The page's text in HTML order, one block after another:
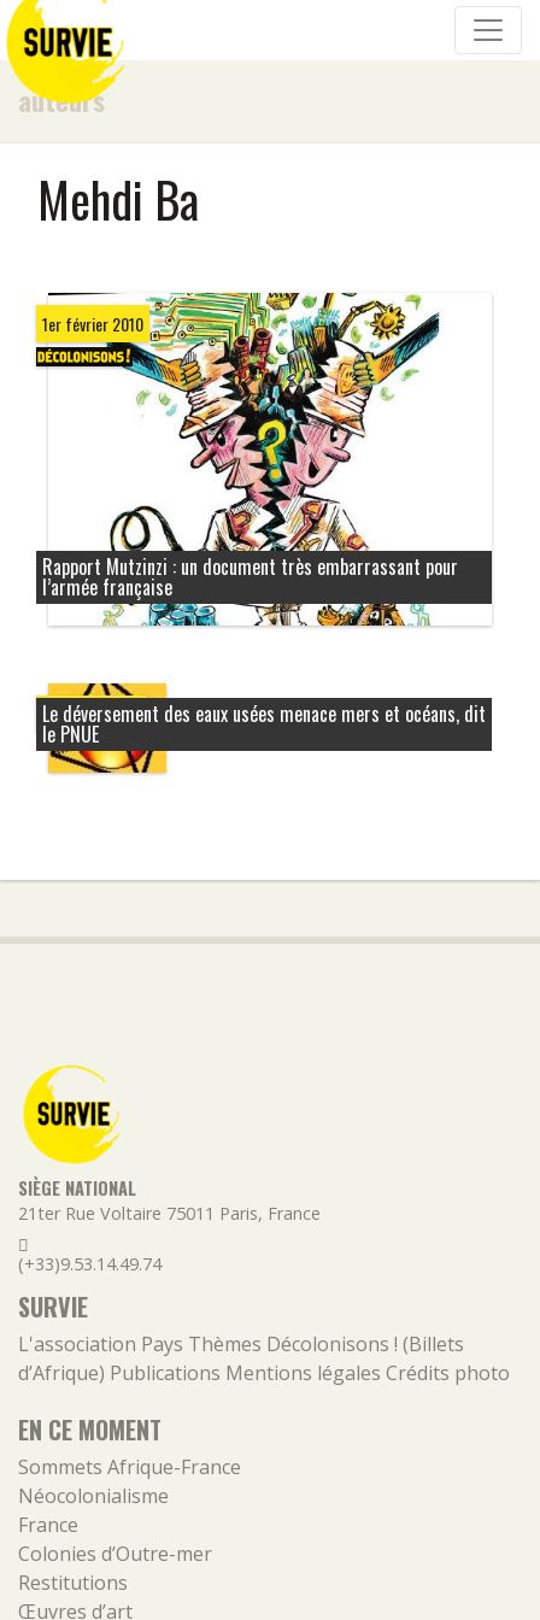
auteurs
Mehdi Ba
1er février 2010
Rapport Mutzinzi : un document très embarrassant pour
l’armée française
4 octobre 2006
Le déversement des eaux usées menace mers et océans, dit
le PNUE
SIÈGE NATIONAL
21ter Rue Voltaire 75011 Paris, France
(+33)9.53.14.49.74
SURVIE
L'association Pays Thèmes Décolonisons ! (Billets
d’Afrique) Publications Mentions légales Crédits photo
EN CE MOMENT
Sommets Afrique-France
Néocolonialisme
France
Colonies d’Outre-mer
Restitutions
Œuvres d’art